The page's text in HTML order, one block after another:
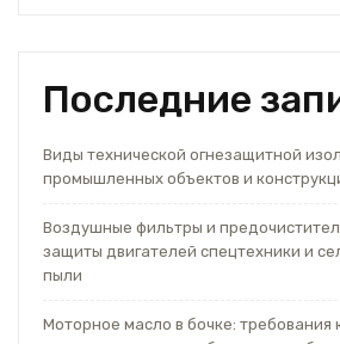
Последние
Виды технической огнезащитной
промышленных объектов и
Воздушные фильтры и
защиты двигателей спецтехники и
пыли
Моторное масло в бочке: требования